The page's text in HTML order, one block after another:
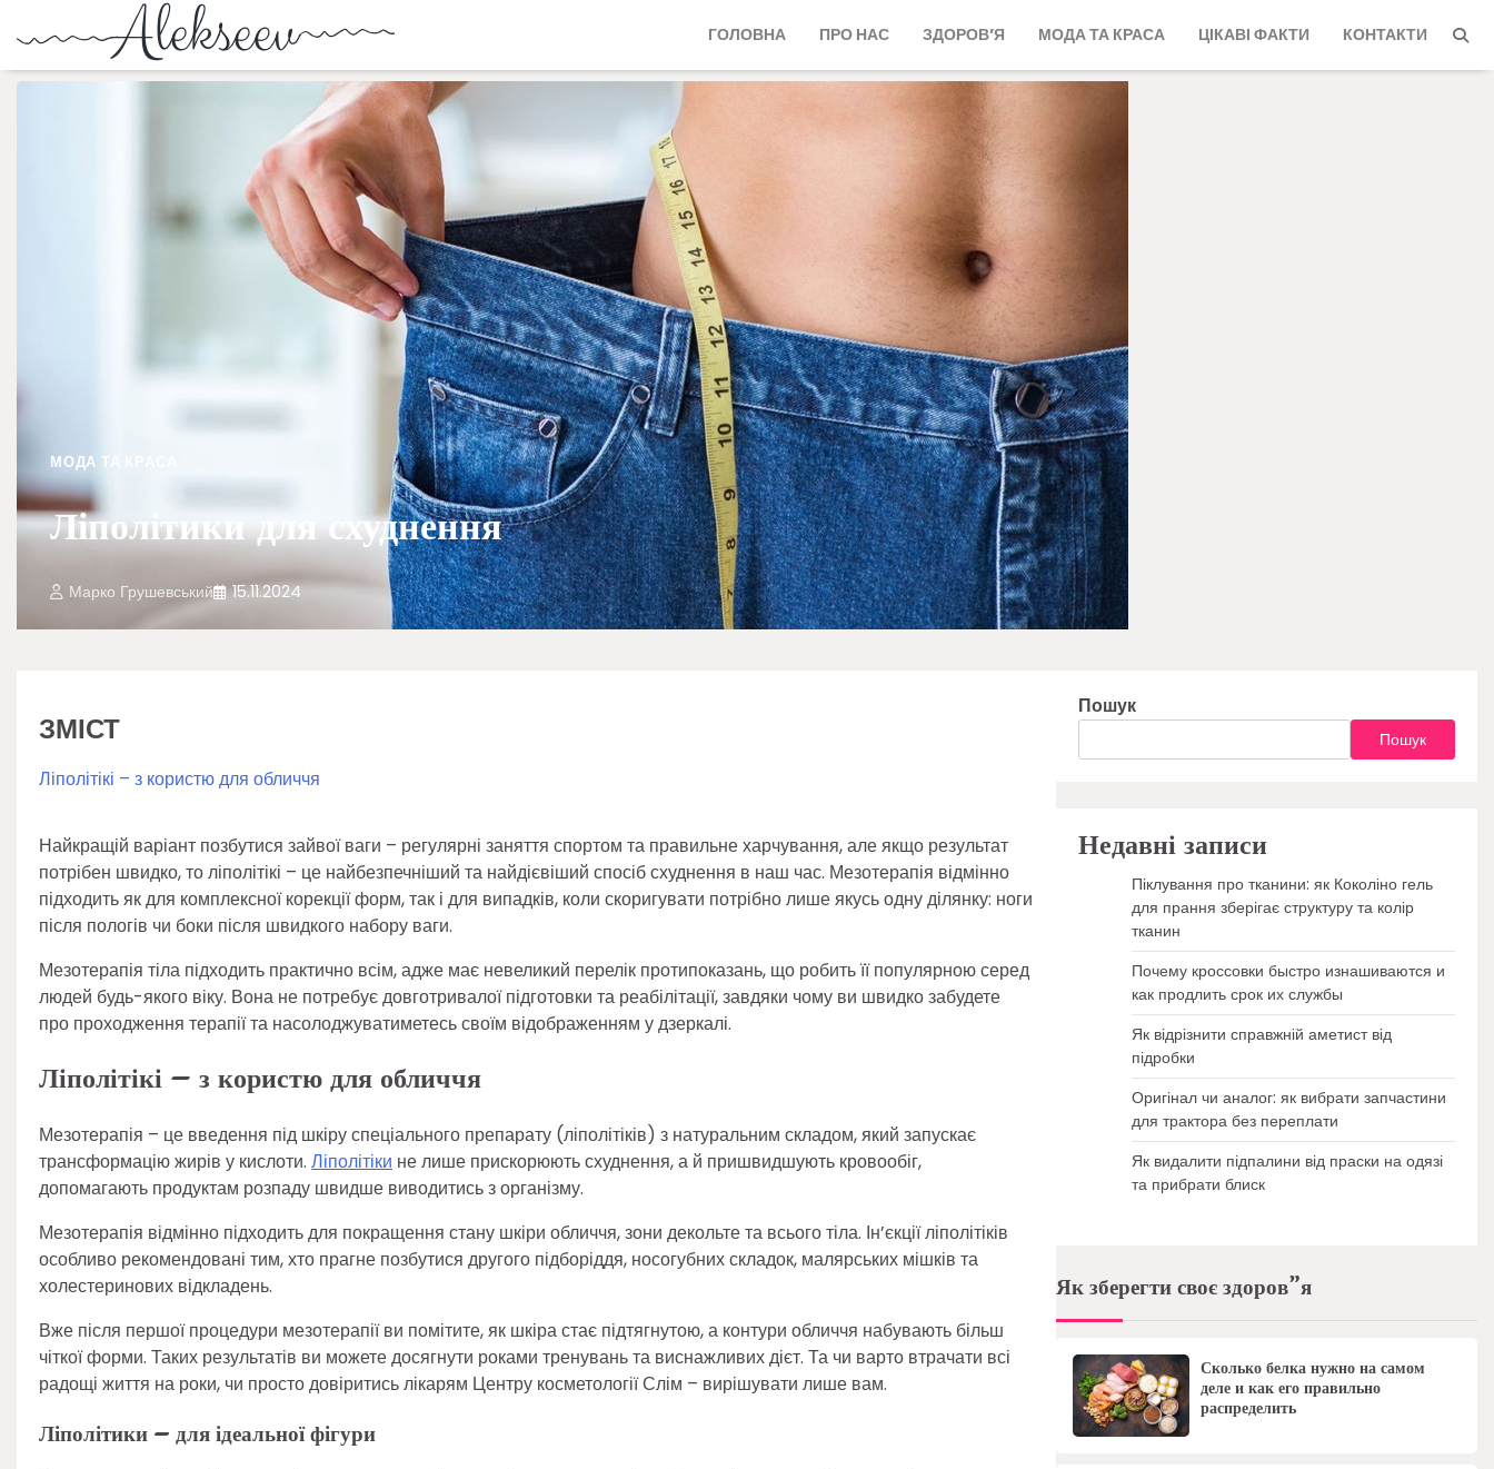
ГОЛОВНА ПРО НАС ЗДОРОВ’Я МОДА ТА КРАСА ЦІКАВІ ФАКТИ КОНТАКТИ
МОДА ТА КРАСА
Ліполітики для схуднення
Марко Грушевський 15.11.2024
ЗМІСТ
Ліполітікі – з користю для обличчя
Найкращій варіант позбутися зайвої ваги – регулярні заняття спортом та правильне харчування, але якщо результат
потрібен швидко, то ліполітікі – це найбезпечніший та найдієвіший спосіб схуднення в наш час. Мезотерапія відмінно
підходить як для комплексної корекції форм, так і для випадків, коли скоригувати потрібно лише якусь одну ділянку: ноги
після пологів чи боки після швидкого набору ваги.
Мезотерапія тіла підходить практично всім, адже має невеликий перелік протипоказань, що робить її популярною серед
людей будь-якого віку. Вона не потребує довготривалої підготовки та реабілітації, завдяки чому ви швидко забудете
про проходження терапії та насолоджуватиметесь своїм відображенням у дзеркалі.
Ліполітікі – з користю для обличчя
Мезотерапія – це введення під шкіру спеціального препарату (ліполітіків) з натуральним складом, який запускає
трансформацію жирів у кислоти. Ліполітіки не лише прискорюють схуднення, а й пришвидшують кровообіг,
допомагають продуктам розпаду швидше виводитись з організму.
Мезотерапія відмінно підходить для покращення стану шкіри обличчя, зони декольте та всього тіла. Ін’єкції ліполітіків
особливо рекомендовані тим, хто прагне позбутися другого підборіддя, носогубних складок, малярських мішків та
холестеринових відкладень.
Вже після першої процедури мезотерапії ви помітите, як шкіра стає підтягнутою, а контури обличчя набувають більш
чіткої форми. Таких результатів ви можете досягнути роками тренувань та виснажливих дієт. Та чи варто втрачати всі
радощі життя на роки, чи просто довіритись лікарям Центру косметології Слім – вирішувати лише вам.
Ліполітики – для ідеальної фігури
Пошук
Пошук
Недавні записи
Піклування про тканини: як Коколіно гель
для прання зберігає структуру та колір
тканин
Почему кроссовки быстро изнашиваются и
как продлить срок их службы
Як відрізнити справжній аметист від
підробки
Оригінал чи аналог: як вибрати запчастини
для трактора без переплати
Як видалити підпалини від праски на одязі
та прибрати блиск
Як зберегти своє здоров”я
Сколько белка нужно на самом
деле и как его правильно
распределить